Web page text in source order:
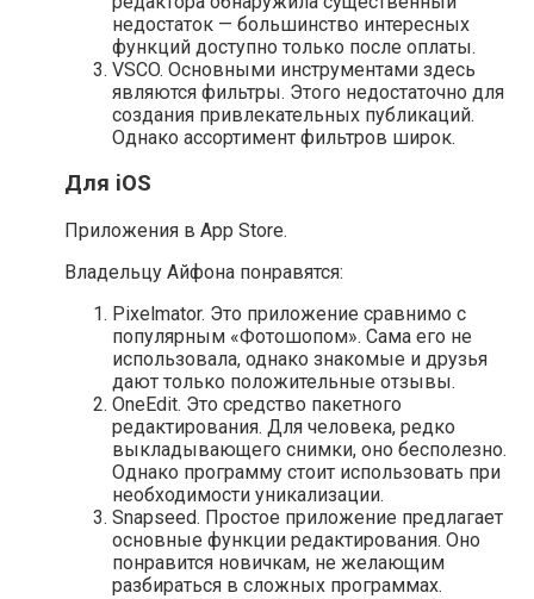
недостаток — большинство интересных
функций доступно только после оплаты.
VSCO. Основными инструментами здесь
являются фильтры. Этого недостаточно для
создания привлекательных публикаций.
Однако ассортимент фильтров широк.
Для iOS
Приложения в App Store.
Владельцу Айфона понравятся:
Pixelmator. Это приложение сравнимо с
популярным «Фотошопом». Сама его не
использовала, однако знакомые и друзья
дают только положительные отзывы.
OneEdit. Это средство пакетного
редактирования. Для человека, редко
выкладывающего снимки, оно бесполезно.
Однако программу стоит использовать при
необходимости уникализации.
Snapseed. Простое приложение предлагает
основные функции редактирования. Оно
понравится новичкам, не желающим
разбираться в сложных программах.